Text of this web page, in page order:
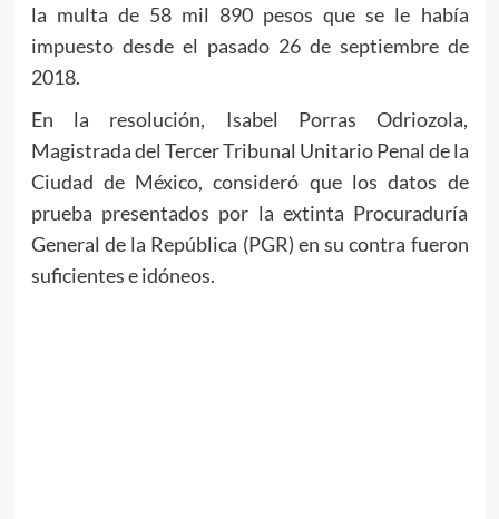
la multa de 58 mil 890 pesos que se le había
impuesto desde el pasado 26 de septiembre de
2018.
En la resolución, Isabel Porras Odriozola,
Magistrada del Tercer Tribunal Unitario Penal de la
Ciudad de México, consideró que los datos de
prueba presentados por la extinta Procuraduría
General de la República (PGR) en su contra fueron
suficientes e idóneos.